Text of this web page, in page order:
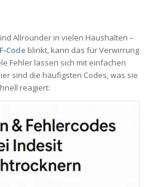
Allrounder in vielen Haushalten –
F‑Code blinkt, kann das für Verwirrung
Fehler lassen sich mit einfachen
sind die häufigsten Codes, was sie
reagiert: